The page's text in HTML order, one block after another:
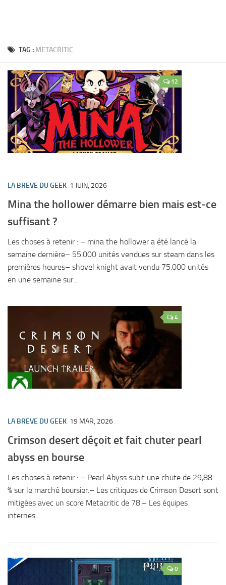
TAG : METACRITIC
12
LA BREVE DU GEEK 1 JUIN, 2026
Mina the hollower démarre bien mais est-ce
suffisant ?
Les choses à retenir : – mina the hollower a été lancé la
semaine dernière– 55.000 unités vendues sur steam dans les
premières heures– shovel knight avait vendu 75.000 unités
en une semaine sur...
4
LA BREVE DU GEEK 19 MAR, 2026
Crimson desert déçoit et fait chuter pearl
abyss en bourse
Les choses à retenir : – Pearl Abyss subit une chute de 29,88
% sur le marché boursier.– Les critiques de Crimson Desert sont
mitigées avec un score Metacritic de 78.– Les équipes
internes...
0